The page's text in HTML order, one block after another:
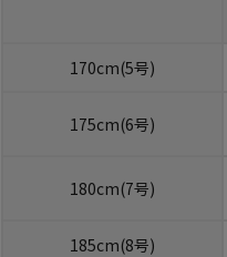
170cm(5号)
175cm(6号)
180cm(7号)
185cm(8号)